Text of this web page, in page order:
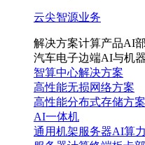
云尖智源业务
解决方案计算产品AI
汽车电子边端AI与机
智算中心解决方案
高性能无损网络方案
高性能分布式存储方案
AI一体机
通用机架服务器AI算